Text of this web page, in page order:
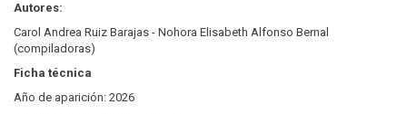
Autores:
Carol Andrea Ruiz Barajas - Nohora Elisabeth Alfonso Bernal
(compiladoras)
Ficha técnica
Año de aparición: 2026